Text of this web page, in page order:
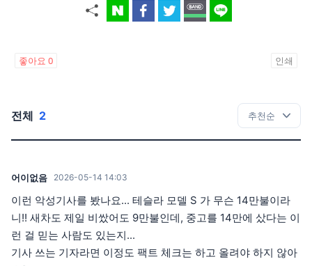
좋아요 0 인쇄
전체 2
어이없음 2026-05-14 14:03
이런 악성기사를 봤나요... 테슬라 모델 S 가 무슨 14만불이라
니!! 새차도 제일 비쌌어도 9만불인데, 중고를 14만에 샀다는 이
런 걸 믿는 사람도 있는지...
기사 쓰는 기자라면 이정도 팩트 체크는 하고 올려야 하지 않아